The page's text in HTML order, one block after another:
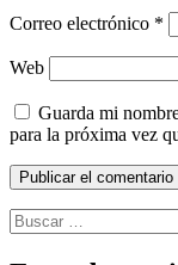
Correo electrónico *
Web
Guarda mi
para la próxima vez
Buscar: